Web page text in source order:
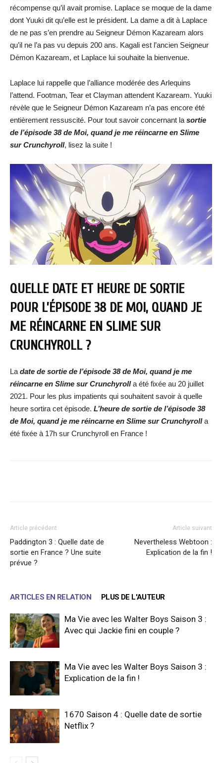
récompense qu’il avait promise. Laplace se moque de la dame
dont Yuuki dit qu’elle est le président. La dame a dit à Laplace
de ne pas s’en prendre au Seigneur Démon Kazaream alors
qu’il ne l’a pas vu depuis 200 ans. Kagali est l’ancien Seigneur
Démon Kazaream, et Laplace lui souhaite la bienvenue.
Laplace lui rappelle que l’alliance modérée des Arlequins
l’attend. Footman, Tear et Clayman attendent Kazaream. Yuuki
révèle que le Seigneur Démon Kazaream n’a pas encore été
entièrement ressuscité. Pour tout savoir concernant la sortie
de l’épisode 38 de Moi, quand je me réincarne en Slime
sur Crunchyroll, lisez la suite !
QUELLE DATE ET HEURE DE SORTIE
POUR L’ÉPISODE 38 DE MOI, QUAND JE
ME RÉINCARNE EN SLIME SUR
CRUNCHYROLL ?
La date de sortie de l’épisode 38 de Moi, quand je me
réincarne en Slime sur Crunchyrolla été fixée au 20 juillet
2021. Pour les plus impatients qui souhaitent savoir à quelle
heure sortira cet épisode. L’heure de sortie de l’épisode 38
de Moi, quand je me réincarne en Slime sur Crunchyrolla
été fixée à 17h sur Crunchyroll en France !
Article précédent
Paddington 3 : Quelle date de
sortie en France ? Une suite
prévue ?
Article suivant
Nevertheless Webtoon :
Explication de la fin !
ARTICLES EN RELATION PLUS DE L'AUTEUR
Ma Vie avec les Walter Boys Saison 3 :
Avec qui Jackie fini en couple ?
Ma Vie avec les Walter Boys Saison 3 :
Explication de la fin !
1670 Saison 4 : Quelle date de sortie
Netflix ?